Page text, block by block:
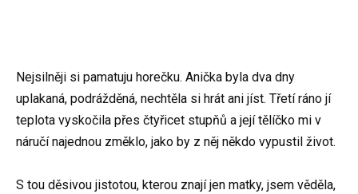
Nejsilněji si pamatuju horečku. Anička byla dva dny
uplakaná, podrážděná, nechtěla si hrát ani jíst. Třetí ráno jí
teplota vyskočila přes čtyřicet stupňů a její tělíčko mi v
náručí najednou změklo, jako by z něj někdo vypustil život.
S tou děsivou jistotou, kterou znají jen matky, jsem věděla,